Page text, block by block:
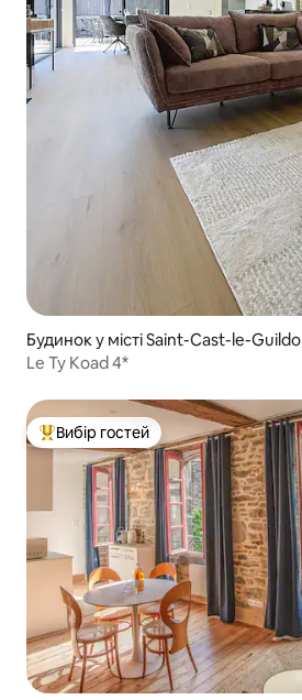
Будинок у місті Saint-Cast-le-Guildo
Le Ty Koad 4*
Топ вибір гостей
Вибір гостей